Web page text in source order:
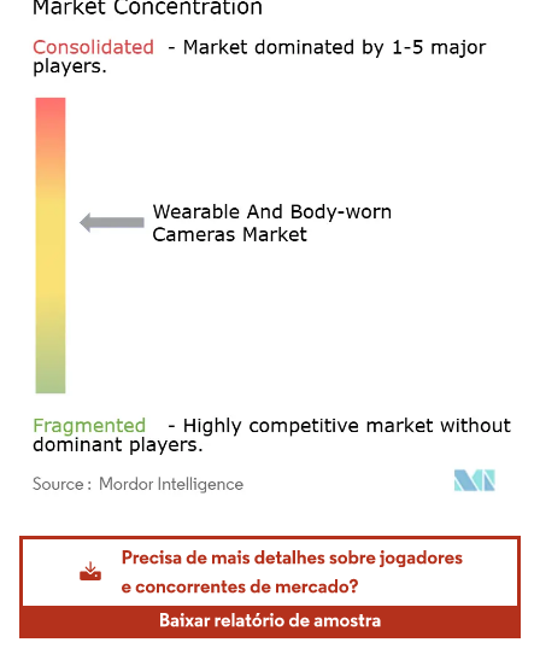
Imagem © Mordor Intelligence. O reuso requer atribuição conforme CC BY 4.0.